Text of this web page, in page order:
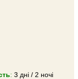
: 3 дні / 2 ночі